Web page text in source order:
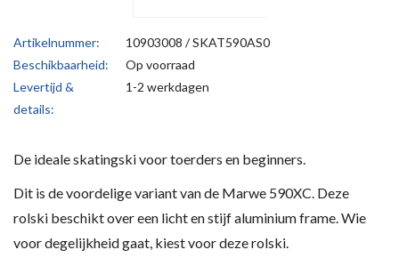
Artikelnummer:
10903008 / SKAT590AS0
Beschikbaarheid:
Op voorraad
Levertijd &
details:
1-2 werkdagen
De ideale skatingski voor toerders en beginners.
Dit is de voordelige variant van de Marwe 590XC. Deze
rolski beschikt over een licht en stijf aluminium frame. Wie
voor degelijkheid gaat, kiest voor deze rolski.